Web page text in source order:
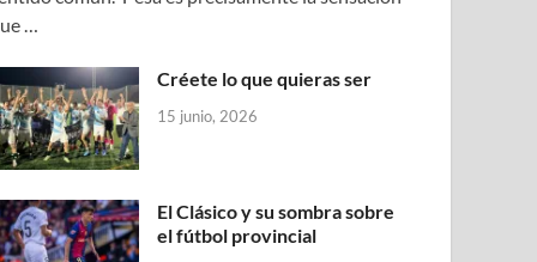
…
Créete lo que quieras ser
15 junio, 2026
El Clásico y su sombra sobre
el fútbol provincial